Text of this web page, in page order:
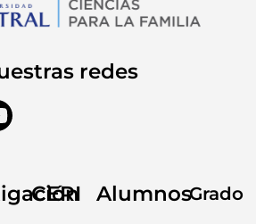
redes
CERI AlumnosGrado